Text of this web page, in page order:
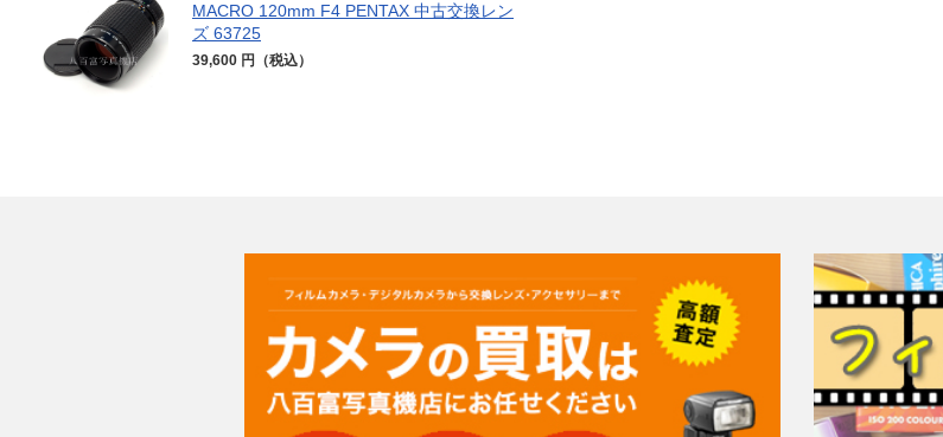
MACRO 120mm F4 PENTAX 中古交換レン
ズ 63725
39,600 円（税込）